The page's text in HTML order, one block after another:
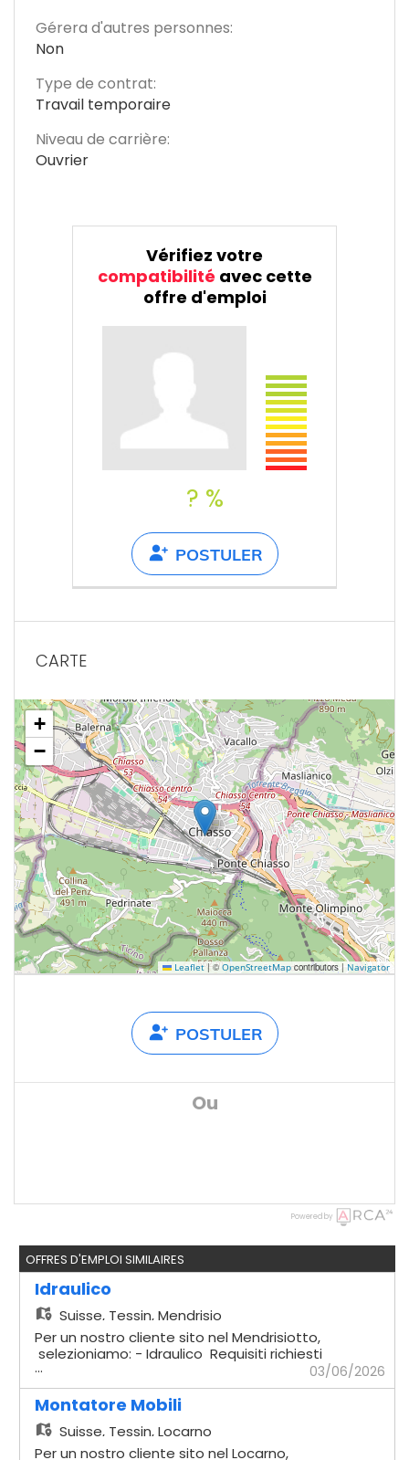
Gérera d'autres personnes:
Non
Type de contrat:
Travail temporaire
Niveau de carrière:
Ouvrier
Vérifiez votre
compatibilité avec cette
offre d'emploi
? %
POSTULER
CARTE
+
−
Leaflet |©OpenStreetMapcontributors |Navigator
POSTULER
Ou
Powered by
OFFRES D'EMPLOI SIMILAIRES
Idraulico
Suisse, Tessin, Mendrisio
Per un nostro cliente sito nel Mendrisiotto,
selezioniamo: - Idraulico Requisiti richiesti
- Comprovata esperienza in cantiere -
Impianti sottomuro - Solette - Capacità di
lavorare in autonomia - Disponibilità
immediata Offriamo - Contratto
temporaneo con possibilità di rinnovo -
Stipendio secondo CCL di riferimento
... 03/06/2026
Montatore Mobili
Suisse, Tessin, Locarno
Per un nostro cliente sito nel Locarno,